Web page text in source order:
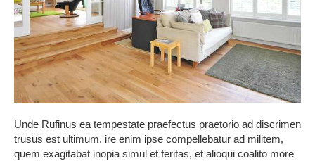
Unde Rufinus ea tempestate praefectus praetorio ad discrimen
trusus est ultimum. ire enim ipse compellebatur ad militem,
quem exagitabat inopia simul et feritas, et alioqui coalito more